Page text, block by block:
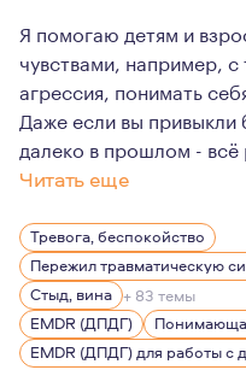
Я помогаю детям и
чувствами, например, с
агрессия, понимать
Даже если вы привыкли
далеко в прошлом - всё
Читать еще
В психологию я
Уже со второго курса
Всё это время я была
В повседневной жизни
Тревога, беспокойство
Стыд, вина + 83 темы
EMDR (ДПДГ)
EMDR (ДПДГ) для работы с